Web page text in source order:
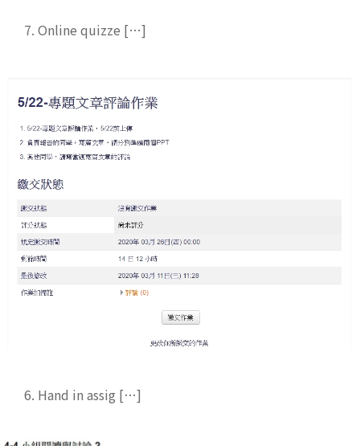
7. Online quizze […]
6. Hand in assig […]